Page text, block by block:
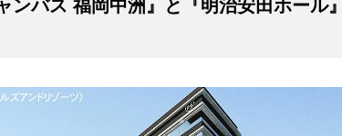
ンバス 福岡中洲』と『明治安田ホール